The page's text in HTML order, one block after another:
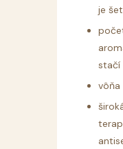
je
stačí
vôňa